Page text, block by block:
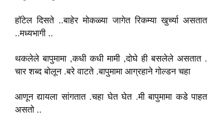
हॉटेल दिसते ..बाहेर मोकळ्या जागेत रिकम्या खुर्च्या असतात
..मध्यभागी ..
थकलेले बापुमामा ,कधी कधी मामी ,दोघे ही बसलेले असतात .
चार शब्द बोलून .बरे वाटते .बापुमामा आग्रहाने गोल्डन चहा
आणून द्यायला सांगतात .चहा घेत घेत .मी बापुमामा कडे पाहत
असतो ..